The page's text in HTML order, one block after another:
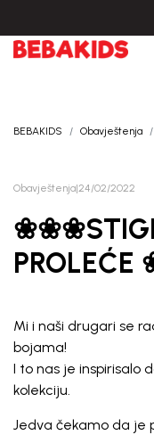
BEBAKIDS Obavještenja
Obavještenja|24/02/2022
Mi i naši drugari se
bojama!
I to nas je inspirisalo
kolekciju.
Jedva čekamo da je